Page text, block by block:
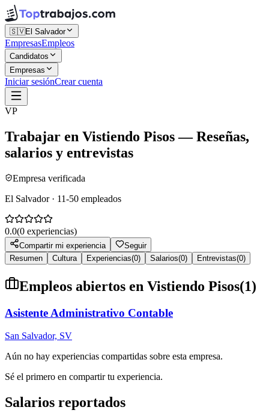
🇸🇻El Salvador
EmpresasEmpleos
Candidatos
Empresas
Iniciar sesiónCrear cuenta
VP
Trabajar en Vistiendo Pisos— Reseñas,
salarios y entrevistas
Empresa verificada
El Salvador · 11-50 empleados
0.0(0 experiencias)
Compartir mi experiencia
Seguir
Resumen
Cultura Experiencias(0) Salarios(0) Entrevistas(0)
Empleos abiertos en Vistiendo Pisos(1)
Asistente Administrativo Contable
San Salvador, SV
Aún no hay experiencias compartidas sobre esta empresa.
Sé el primero en compartir tu experiencia.
Salarios reportados